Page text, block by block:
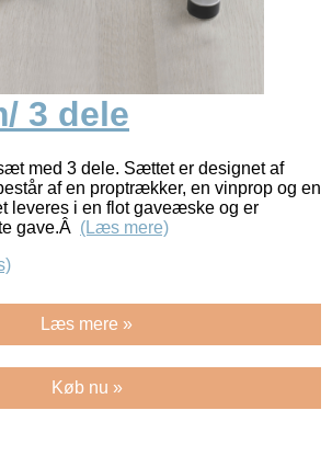
3 dele
med 3 dele. Sættet er designet af
af en proptrækker, en vinprop og en
leveres i en flot gaveæske og er
gave.Â (Læs mere)
Læs mere »
Køb nu »